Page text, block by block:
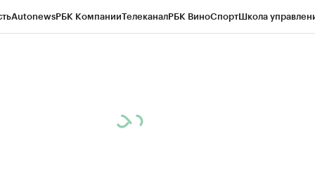
AutonewsРБК КомпанииТелеканалРБК ВиноСпортШкола